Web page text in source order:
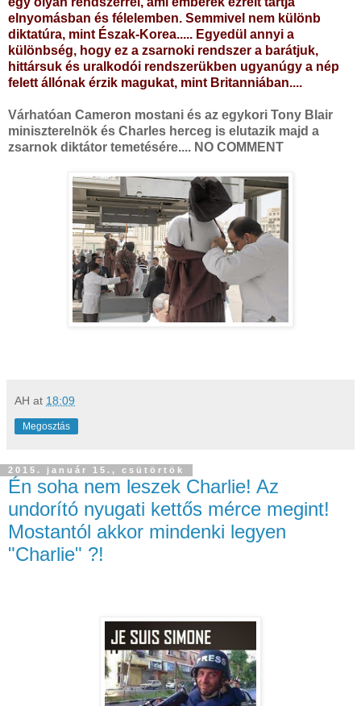
elnyomásban és félelemben. Semmivel nem különb
diktatúra, mint Észak-Korea..... Egyedül annyi a
különbség, hogy ez a zsarnoki rendszer a barátjuk,
hittársuk és uralkodói rendszerükben ugyanúgy a nép
felett állónak érzik magukat, mint Britanniában....
Várhatóan Cameron mostani és az egykori Tony Blair
miniszterelnök és Charles herceg is elutazik majd a
zsarnok diktátor temetésére.... NO COMMENT
AH at 18:09
Megosztás
2015. január 15., csütörtök
Én soha nem leszek Charlie! Az
undorító nyugati kettős mérce megint!
Mostantól akkor mindenki legyen
"Charlie" ?!